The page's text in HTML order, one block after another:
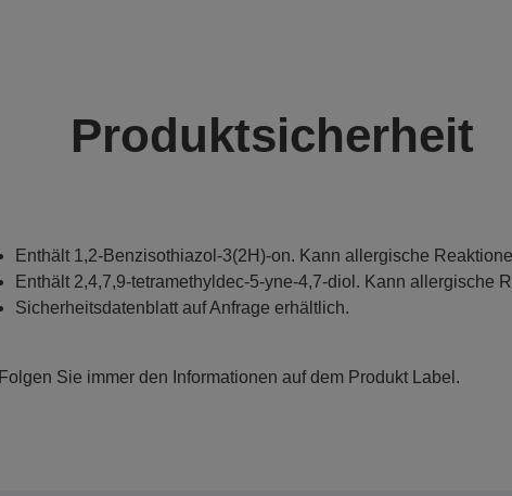
Produktsicherheit
Enthält 1,2-Benzisothiazol-3(2H)-on. Kann allergische
Enthält 2,4,7,9-tetramethyldec-5-yne-4,7-diol. Kann allergische
Sicherheitsdatenblatt auf Anfrage erhältlich.
Folgen Sie immer den Informationen auf dem Produkt Label.